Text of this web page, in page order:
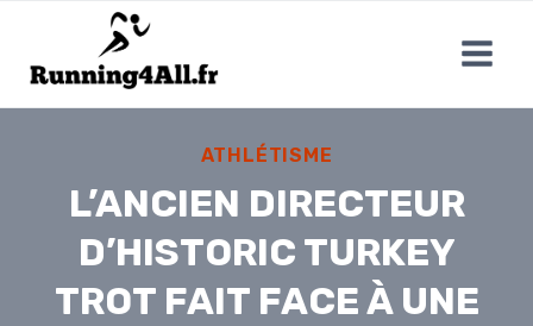
contenu
ATHLÉTISME
L’ANCIEN DIRECTEUR
D’HISTORIC TURKEY
TROT FAIT FACE À UNE